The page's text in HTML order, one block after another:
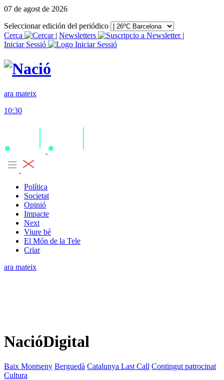
07 de agost de 2026
Seleccionar edición del periódico
Cerca
| Newsletters
|
Iniciar Sessió
ara mateix
10:30
Política
Societat
Opinió
Impacte
Next
Viure bé
El Món de la Tele
Criar
ara mateix
NacióDigital
Baix Montseny Berguedà Catalunya Last Call Contingut patrocinat
Cultura